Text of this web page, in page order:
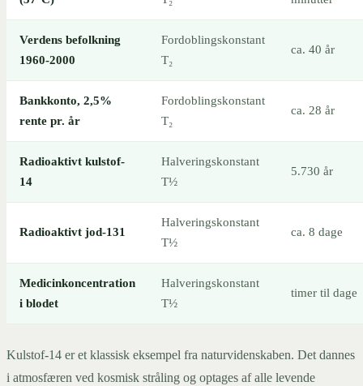
Verdens befolkning
1960-2000
Fordoblingskonstant
T₂
ca. 40 år
Bankkonto, 2,5%
rente pr. år
Fordoblingskonstant
T₂
ca. 28 år
Radioaktivt kulstof-
14
Halveringskonstant
T½
5.730 år
Radioaktivt jod-131
Halveringskonstant
T½
ca. 8 dage
Medicinkoncentration
i blodet
Halveringskonstant
T½
timer til dage
Kulstof-14 er et klassisk eksempel fra naturvidenskaben. Det dannes
i atmosfæren ved kosmisk stråling og optages af alle levende